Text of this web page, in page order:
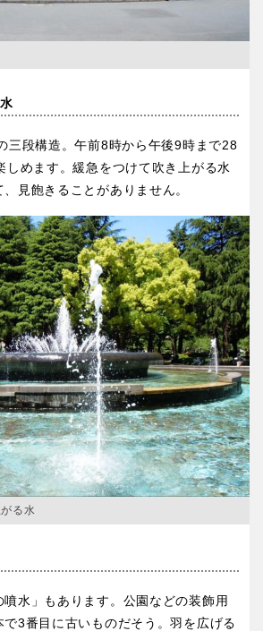
三段構造。午前8時から午後9時まで28
しめます。緩急をつけて吹き上がる水
見飽きることがありません。
る水
水」もあります。公園などの装飾用
3番目に古いものだそう。羽を広げる